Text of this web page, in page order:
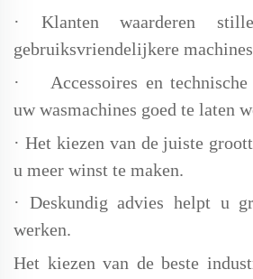
·
Klanten waarderen
gebruiksvriendelijkere
· Accessoires en
uw wasmachines goed te laten
· Het kiezen van de juiste
u meer winst te maken.
· Deskundig advies helpt u
werken.
Het kiezen van de beste